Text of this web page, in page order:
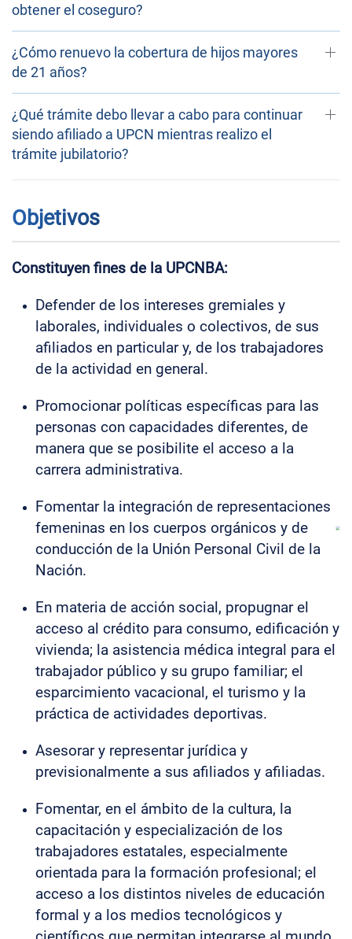
obtener el coseguro?
¿Cómo renuevo la cobertura de hijos mayores
de 21 años?
¿Qué trámite debo llevar a cabo para continuar
siendo afiliado a UPCN mientras realizo el
trámite jubilatorio?
Objetivos
Constituyen fines de la UPCNBA:
Defender de los intereses gremiales y
laborales, individuales o colectivos, de sus
afiliados en particular y, de los trabajadores
de la actividad en general.
Promocionar políticas específicas para las
personas con capacidades diferentes, de
manera que se posibilite el acceso a la
carrera administrativa.
Fomentar la integración de representaciones
femeninas en los cuerpos orgánicos y de
conducción de la Unión Personal Civil de la
Nación.
En materia de acción social, propugnar el
acceso al crédito para consumo, edificación y
vivienda; la asistencia médica integral para el
trabajador público y su grupo familiar; el
esparcimiento vacacional, el turismo y la
práctica de actividades deportivas.
Asesorar y representar jurídica y
previsionalmente a sus afiliados y afiliadas.
Fomentar, en el ámbito de la cultura, la
capacitación y especialización de los
trabajadores estatales, especialmente
orientada para la formación profesional; el
acceso a los distintos niveles de educación
formal y a los medios tecnológicos y